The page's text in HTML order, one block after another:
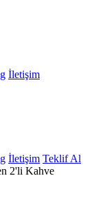
İletişim
İletişim Teklif Al
2'li Kahve